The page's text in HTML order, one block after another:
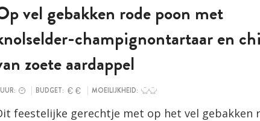
vel gebakken rode poon met
champignontartaar en
zoete aardappel
BUDGET: MOEILIJKHEID:
feestelijke gerechtje met op het vel gebakken